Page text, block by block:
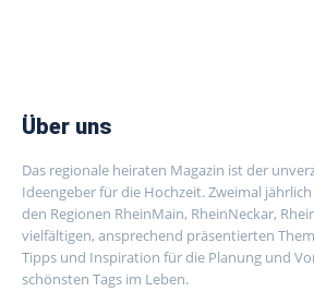
Über uns
Das regionale heiraten Magazin ist der
Ideengeber für die Hochzeit. Zweimal
den Regionen RheinMain, RheinNeckar,
vielfältigen, ansprechend präsentierten
Tipps und Inspiration für die Planung und
schönsten Tags im Leben.